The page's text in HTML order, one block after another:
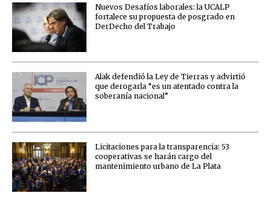
Nuevos Desafíos laborales: la UCALP
fortalece su propuesta de posgrado en
DerDecho del Trabajo
Alak defendió la Ley de Tierras y advirtió
que derogarla “es un atentado contra la
soberanía nacional”
Licitaciones para la transparencia: 53
cooperativas se harán cargo del
mantenimiento urbano de La Plata